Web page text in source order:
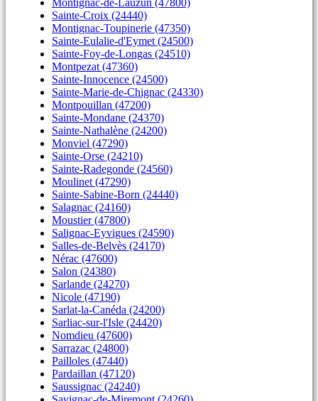
Montignac-de-Lauzun (47800)
Sainte-Croix (24440)
Montignac-Toupinerie (47350)
Sainte-Eulalie-d'Eymet (24500)
Sainte-Foy-de-Longas (24510)
Montpezat (47360)
Sainte-Innocence (24500)
Sainte-Marie-de-Chignac (24330)
Montpouillan (47200)
Sainte-Mondane (24370)
Sainte-Nathalène (24200)
Monviel (47290)
Sainte-Orse (24210)
Sainte-Radegonde (24560)
Moulinet (47290)
Sainte-Sabine-Born (24440)
Salagnac (24160)
Moustier (47800)
Salignac-Eyvigues (24590)
Salles-de-Belvès (24170)
Nérac (47600)
Salon (24380)
Sarlande (24270)
Nicole (47190)
Sarlat-la-Canéda (24200)
Sarliac-sur-l'Isle (24420)
Nomdieu (47600)
Sarrazac (24800)
Pailloles (47440)
Pardaillan (47120)
Saussignac (24240)